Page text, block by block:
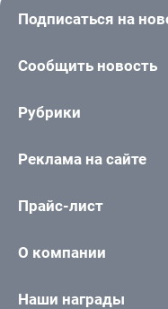
Подписаться на
Сообщить новость
Рубрики
Реклама на сайте
Прайс-лист
О компании
Наши награды